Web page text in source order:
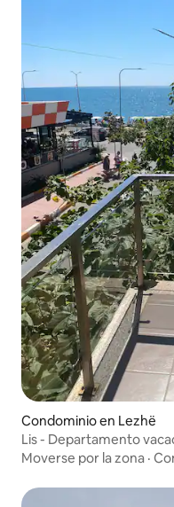
Condominio en Lezhë
Lis - Departamento
Moverse por la zona ·